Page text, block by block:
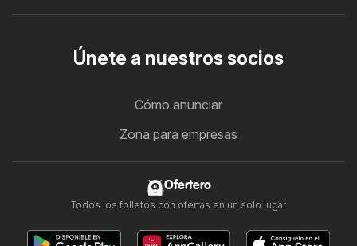
Únete a nuestros socios
Cómo anunciar
Zona para empresas
Ofertero
Todos los folletos con ofertas en un solo lugar